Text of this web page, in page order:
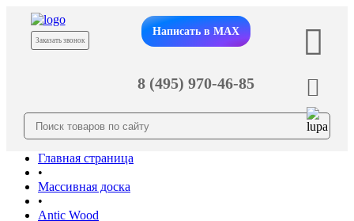
Заказать звонок
Написать в MAX
8 (495) 970-46-85
Главная страница
•
Массивная доска
•
Antic Wood